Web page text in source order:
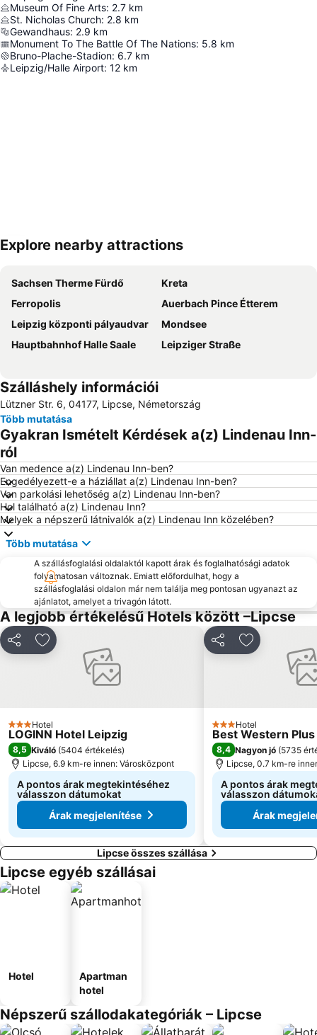
Museum Of Fine Arts: 2.7 km
St. Nicholas Church: 2.8 km
Gewandhaus: 2.9 km
Monument To The Battle Of The Nations: 5.8 km
Bruno-Plache-Stadion: 6.7 km
Leipzig/Halle Airport: 12 km
Nagy méretű térkép
Explore nearby attractions
Sachsen Therme Fürdő
Kreta
Ferropolis
Auerbach Pince Étterem
Leipzig központi pályaudvar
Mondsee
Hauptbahnhof Halle Saale
Leipziger Straße
Szálláshely információi
Lützner Str. 6, 04177, Lipcse, Németország
Több mutatása
Gyakran Ismételt Kérdések a(z) Lindenau Inn-
ról
Van medence a(z) Lindenau Inn-ben?
Engedélyezett-e a háziállat a(z) Lindenau Inn-ben?
Van parkolási lehetőség a(z) Lindenau Inn-ben?
Hol található a(z) Lindenau Inn?
Melyek a népszerű látnivalók a(z) Lindenau Inn közelében?
Több mutatása
A szállásfoglalási oldalaktól kapott árak és foglalhatósági adatok
folyamatosan változnak. Emiatt előfordulhat, hogy a
szállásfoglalási oldalon már nem találja meg pontosan ugyanazt az
ajánlatot, amelyet a trivagón látott.
A legjobb értékelésű Hotels között –Lipcse
MegosztásHozzáadás a kedvencekhez
3 Kategória
Hotel
LOGINN Hotel Leipzig
8,5 Kiváló (5404 értékelés)
Lipcse, 6.9 km-re innen: Városközpont
A pontos árak megtekintéséhez
válasszon dátumokat
Árak megjelenítése
MegosztásHozzáadás
3 Kategória
Hotel
Best Western
8,4 Nagyon jó (5735
Lipcse, 0.7 km-re
A pontos árak
válasszon
Árak
Lipcse összes szállása
Lipcse egyéb szállásai
Hotel
Apartman
hotel
Népszerű szállodakategóriák – Lipcse